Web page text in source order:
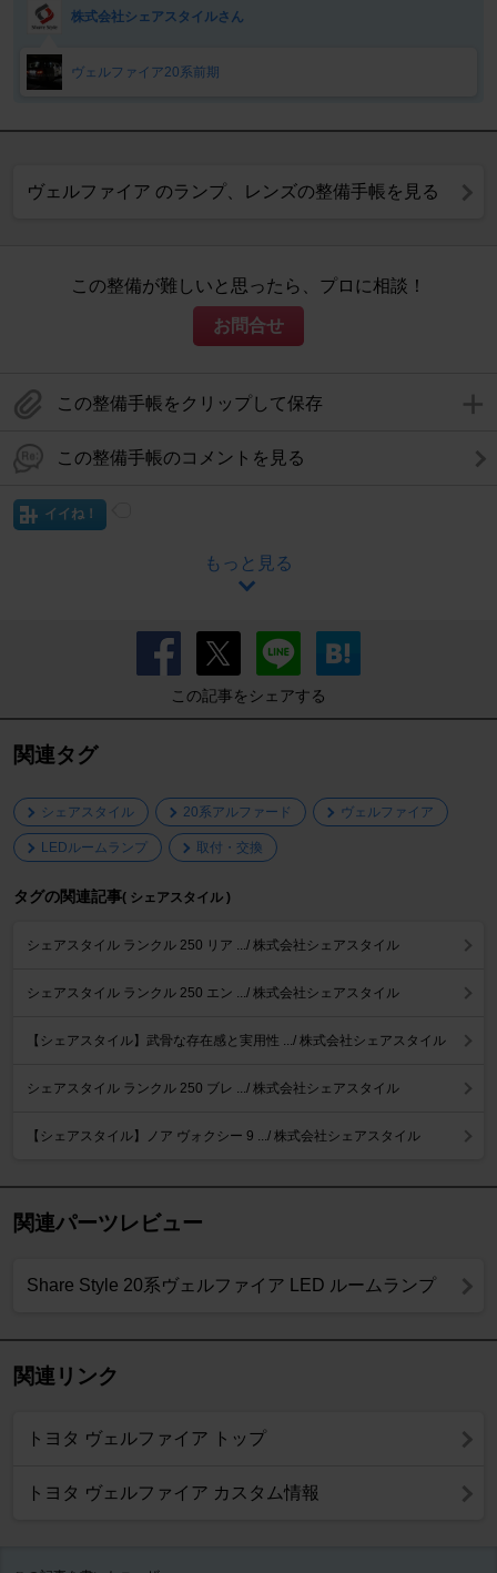
株式会社シェアスタイルさん
ヴェルファイア20系前期
ヴェルファイア のランプ、レンズの整備手帳を見る
この整備が難しいと思ったら、プロに相談！
お問合せ
この整備手帳をクリップして保存
この整備手帳のコメントを見る
イイね！
もっと見る
この記事をシェアする
関連タグ
シェアスタイル 20系アルファード ヴェルファイア
LEDルームランプ 取付・交換
タグの関連記事( シェアスタイル )
シェアスタイル ランクル 250 リア .../ 株式会社シェアスタイル
シェアスタイル ランクル 250 エン .../ 株式会社シェアスタイル
【シェアスタイル】武骨な存在感と実用性 .../ 株式会社シェアスタイル
シェアスタイル ランクル 250 ブレ .../ 株式会社シェアスタイル
【シェアスタイル】ノア ヴォクシー 9 .../ 株式会社シェアスタイル
関連パーツレビュー
Share Style 20系ヴェルファイア LED ルームランプ
関連リンク
トヨタ ヴェルファイア トップ
トヨタ ヴェルファイア カスタム情報